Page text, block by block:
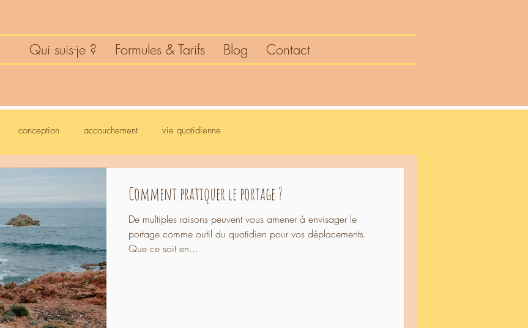
Qui suis-je ? Formules & Tarifs Blog Contact
conception accouchement vie quotidienne
Comment pratiquer le portage ?
De multiples raisons peuvent vous amener à envisager le
portage comme outil du quotidien pour vos déplacements.
Que ce soit en...